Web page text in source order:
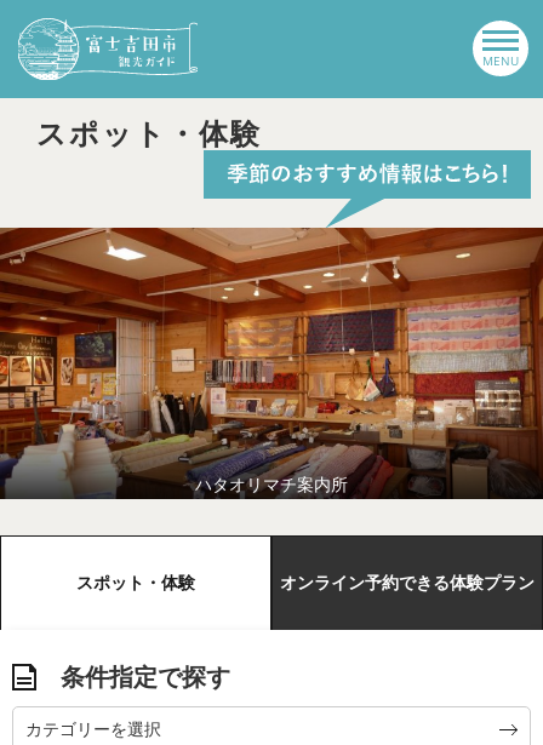
スポット・体験
ハタオリマチ案内所
スポット・体験 オンライン予約できる体験プラン
条件指定で探す
カテゴリーを選択